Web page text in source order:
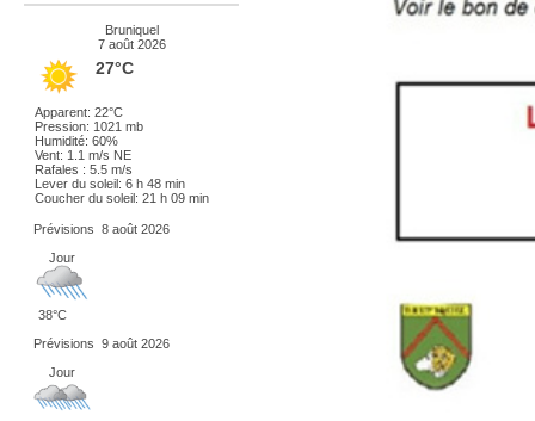
Bruniquel
7 août 2026
27°C
Apparent: 22°C
Pression: 1021 mb
Humidité: 60%
Vent: 1.1 m/s NE
Rafales : 5.5 m/s
Lever du soleil: 6 h 48 min
Coucher du soleil: 21 h 09 min
Prévisions 8 août 2026
Jour
38°C
Prévisions 9 août 2026
Jour